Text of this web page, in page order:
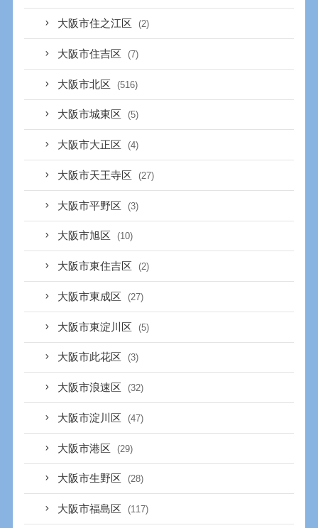
大阪市住之江区 (2)
大阪市住吉区 (7)
大阪市北区 (516)
大阪市城東区 (5)
大阪市大正区 (4)
大阪市天王寺区 (27)
大阪市平野区 (3)
大阪市旭区 (10)
大阪市東住吉区 (2)
大阪市東成区 (27)
大阪市東淀川区 (5)
大阪市此花区 (3)
大阪市浪速区 (32)
大阪市淀川区 (47)
大阪市港区 (29)
大阪市生野区 (28)
大阪市福島区 (117)